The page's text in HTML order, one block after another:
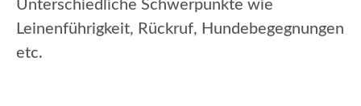
Unterschiedliche Schwerpunkte wie
Leinenführigkeit, Rückruf, Hundebegegnungen
etc.